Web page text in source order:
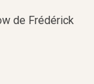
de Frédérick